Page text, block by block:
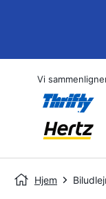
Vi
Hjem